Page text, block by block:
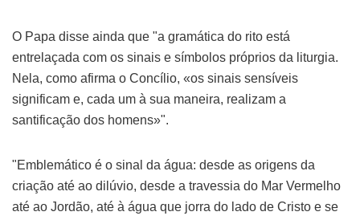
O Papa disse ainda que "a gramática do rito está
entrelaçada com os sinais e símbolos próprios da liturgia.
Nela, como afirma o Concílio, «os sinais sensíveis
significam e, cada um à sua maneira, realizam a
santificação dos homens»".
"Emblemático é o sinal da água: desde as origens da
criação até ao dilúvio, desde a travessia do Mar Vermelho
até ao Jordão, até à água que jorra do lado de Cristo e se